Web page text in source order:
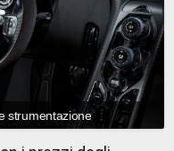
strumentazione